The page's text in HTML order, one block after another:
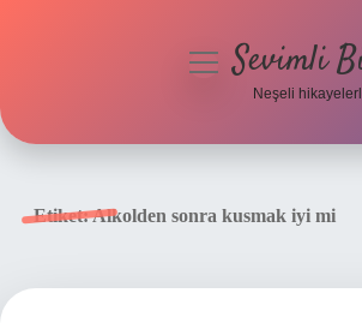
menüyüSevimli
Neşeli
Etiket:Alkolden sonra kusmak iyi mi